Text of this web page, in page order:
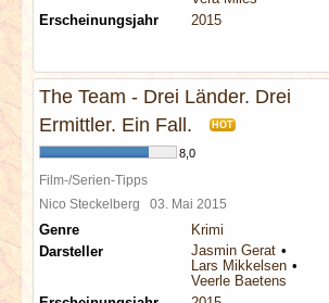
Erscheinungsjahr
2015
The Team - Drei Länder. Drei
Ermittler. Ein Fall.
HOT
8,0
Film-/Serien-Tipps
Nico Steckelberg 03. Mai 2015
Genre
Krimi
Darsteller
Jasmin Gerat
Lars Mikkelsen
Veerle Baetens